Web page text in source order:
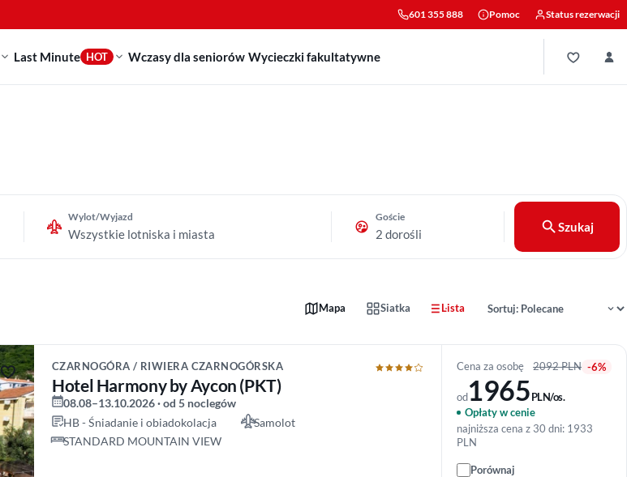
601 355 888 Pomoc Status rezerwacji
Last Minute HOT Wczasy dla seniorów Wycieczki fakultatywne
Wylot/Wyjazd
Wszystkie lotniska i miasta
Goście
2 dorośli
Szukaj
Mapa Siatka Lista
CZARNOGÓRA / RIWIERA CZARNOGÓRSKA
Hotel Harmony by Aycon (PKT)
08.08–13.10.2026 · od 5 noclegów
HB - Śniadanie i obiadokolacja
Samolot
STANDARD MOUNTAIN VIEW
Cena za osobę 2092 PLN -6%
od1965PLN/os.
Opłaty w cenie
najniższa cena z 30 dni: 1933
PLN
Porównaj